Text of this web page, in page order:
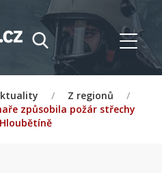
/ Z regionů
/
způsobila požár střechy